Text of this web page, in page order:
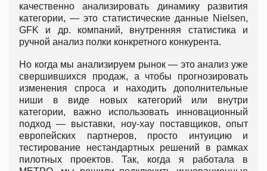
качественно анализировать динамику развития
категории, — это статистические данные Nielsen,
GFK и др. компаний, внутренняя статистика и
ручной анализ полки конкретного конкурента.
Но когда мы анализируем рынок — это анализ уже
свершившихся продаж, а чтобы прогнозировать
изменения спроса и находить дополнительные
ниши в виде новых категорий или внутри
категории, важно использовать инновационный
подход — выставки, ноу-хау поставщиков, опыт
европейских партнеров, просто интуицию и
тестирование нестандартных решений в рамках
пилотных проектов. Так, когда я работала в